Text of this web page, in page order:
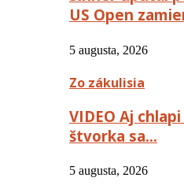
US Open
5 augusta, 2026
Zo zákulisia
VIDEO Aj
štvorka sa…
5 augusta, 2026